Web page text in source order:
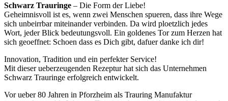
Schwarz Trauringe – Die Form der Liebe!
Geheimnisvoll ist es, wenn zwei Menschen spueren, dass ihre Wege
sich unbeirrbar miteinander verbinden. Da wird ploetzlich jedes
Wort, jeder Blick bedeutungsvoll. Ein goldenes Tor zum Herzen hat
sich geoeffnet: Schoen dass es Dich gibt, dafuer danke ich dir!
Innovation, Tradition und ein perfekter Service!
Mit dieser ueberzeugenden Rezeptur hat sich das Unternehmen
Schwarz Trauringe erfolgreich entwickelt.
Vor ueber 80 Jahren in Pforzheim als Trauring Manufaktur